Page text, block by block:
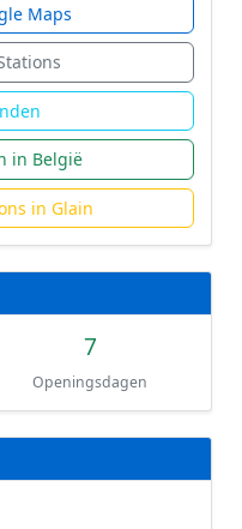
Maps
in België
in Glain
7
Openingsdagen